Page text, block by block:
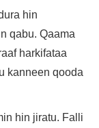
hin
qabu. Qaama
harkifataa
kanneen qooda
hin jiratu. Falli